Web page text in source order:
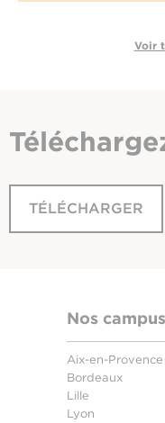
Voir
TÉLÉCHARGER
Nos campus
Aix-en-Provence
Bordeaux
Lille
Lyon